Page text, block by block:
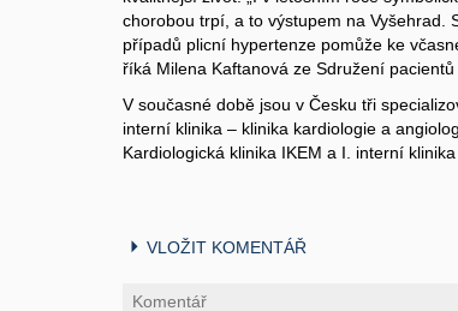
chorobou trpí, a to výstupem na Vyšehrad.
případů plicní hypertenze pomůže ke
říká Milena Kaftanová ze Sdružení
V současné době jsou v Česku tři
interní klinika – klinika kardiologie a
Kardiologická klinika IKEM a I. interní
VLOŽIT KOMENTÁŘ